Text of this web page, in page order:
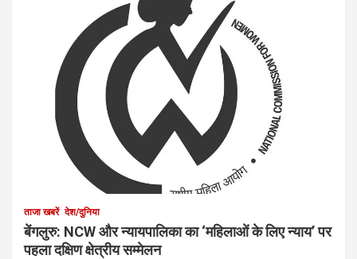
ताजा खबरें देश/दुनिया
बेंगलुरु: NCW और न्यायपालिका का ‘महिलाओं के लिए न्याय’ पर
पहला दक्षिण क्षेत्रीय सम्मेलन